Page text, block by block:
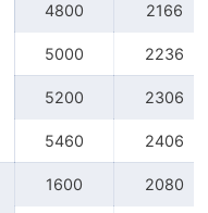
4800 2166
5000 2236
5200 2306
5460 2406
1600 2080